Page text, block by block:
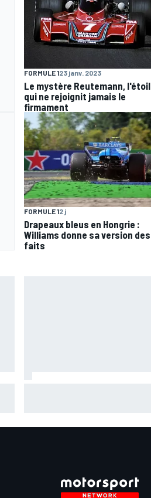
FORMULE 123 janv. 2023
Le mystère Reutemann,
qui ne rejoignit jamais le
firmament
FORMULE 12 j
Drapeaux bleus en Hongrie :
Williams donne sa version des
faits